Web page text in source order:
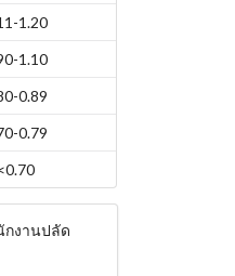
1.20
1.10
0.89
0.79
กงานปลัด